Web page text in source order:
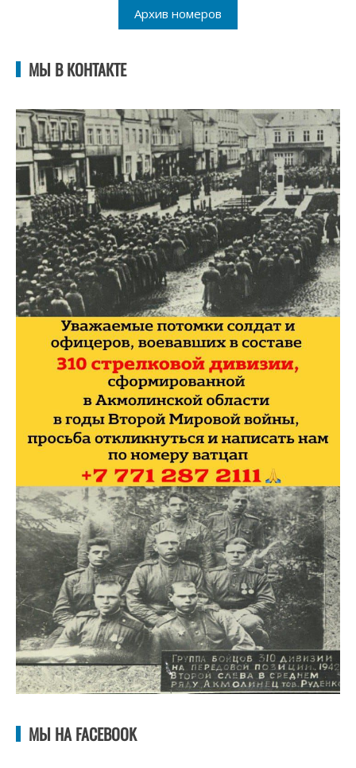
Архив номеров
МЫ В КОНТАКТЕ
МЫ НА FACEBOOK